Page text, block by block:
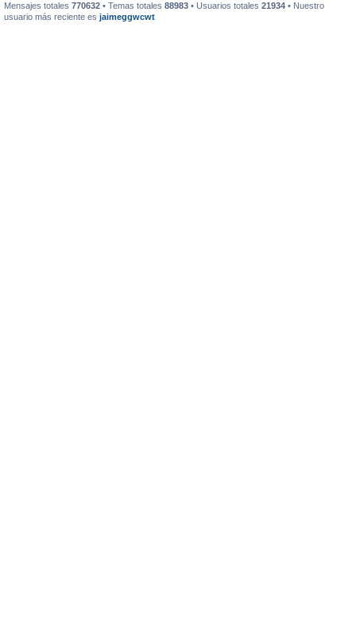
Mensajes totales 770632 • Temas totales 88983 • Usuarios totales 21934 • Nuestro
usuario más reciente es jaimeggwcwt